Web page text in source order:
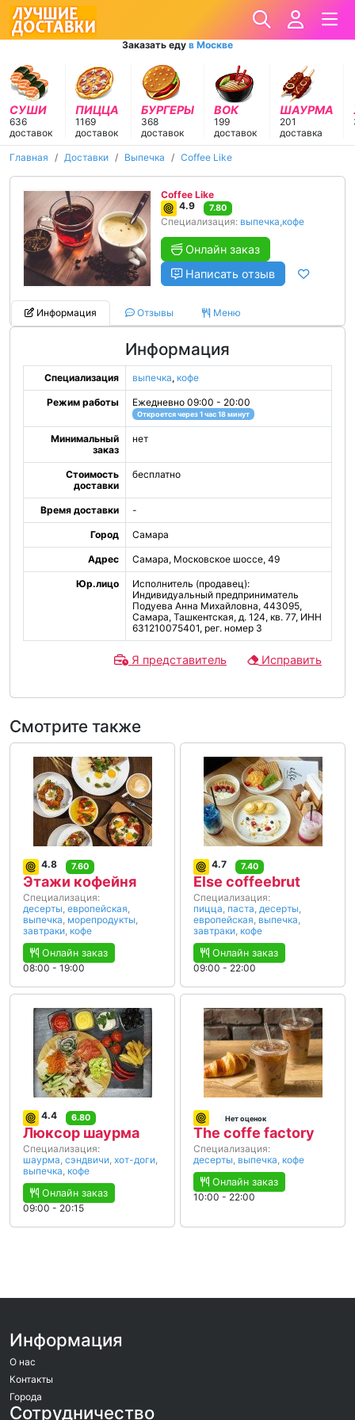
Заказать еду в Москве
СУШИ
636
доставок
ПИЦЦА
1169
доставок
БУРГЕРЫ
368
доставок
ВОК
199
доставок
ШАУРМА
201
доставка
Главная Доставки Выпечка Coffee Like
Coffee Like
4.9
7.80
Специализация: выпечка,кофе
Онлайн заказ
Написать отзыв
Информация Отзывы Меню
Информация
Специализация выпечка, кофе
Режим работы Ежедневно 09:00 - 20:00
Откроется через 1 час 18 минут
Минимальный
заказ
нет
Стоимость
доставки
бесплатно
Время доставки -
Город Самара
Адрес Самара, Московское шоссе, 49
Юр.лицо
Исполнитель (продавец):
Индивидуальный предприниматель
Подуева Анна Михайловна, 443095,
Самара, Ташкентская, д. 124, кв. 77, ИНН
631210075401, рег. номер 3
Исправить
Я представитель
Смотрите также
4.8 7.60
Этажи кофейня
Специализация:
десерты, европейская,
выпечка, морепродукты,
завтраки, кофе
Онлайн заказ
08:00 - 19:00
4.7 7.40
Else coffeebrut
Специализация:
пицца, паста, десерты,
европейская, выпечка,
завтраки, кофе
Онлайн заказ
09:00 - 22:00
4.4 6.80
Люксор шаурма
Специализация:
шаурма, сэндвичи, хот-доги,
выпечка, кофе
Онлайн заказ
09:00 - 20:15
Нет оценок
The coffe factory
Специализация:
десерты, выпечка, кофе
Онлайн заказ
10:00 - 22:00
Информация
О нас
Контакты
Города
Сотрудничество